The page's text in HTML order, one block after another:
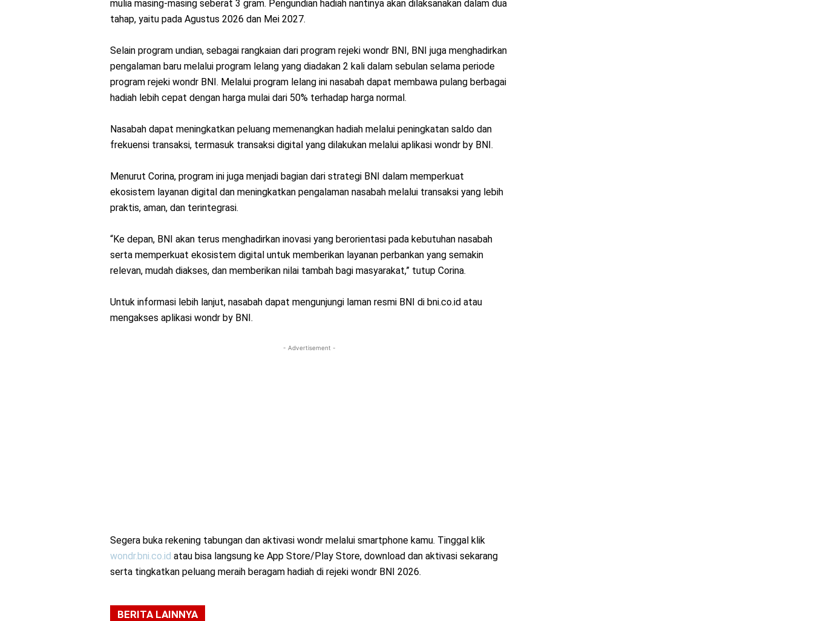
mulia masing-masing seberat 3 gram. Pengundian hadiah nantinya akan dilaksanakan dalam dua
tahap, yaitu pada Agustus 2026 dan Mei 2027.
Selain program undian, sebagai rangkaian dari program rejeki wondr BNI, BNI juga menghadirkan
pengalaman baru melalui program lelang yang diadakan 2 kali dalam sebulan selama periode
program rejeki wondr BNI. Melalui program lelang ini nasabah dapat membawa pulang berbagai
hadiah lebih cepat dengan harga mulai dari 50% terhadap harga normal.
Nasabah dapat meningkatkan peluang memenangkan hadiah melalui peningkatan saldo dan
frekuensi transaksi, termasuk transaksi digital yang dilakukan melalui aplikasi wondr by BNI.
Menurut Corina, program ini juga menjadi bagian dari strategi BNI dalam memperkuat
ekosistem layanan digital dan meningkatkan pengalaman nasabah melalui transaksi yang lebih
praktis, aman, dan terintegrasi.
“Ke depan, BNI akan terus menghadirkan inovasi yang berorientasi pada kebutuhan nasabah
serta memperkuat ekosistem digital untuk memberikan layanan perbankan yang semakin
relevan, mudah diakses, dan memberikan nilai tambah bagi masyarakat,” tutup Corina.
Untuk informasi lebih lanjut, nasabah dapat mengunjungi laman resmi BNI di bni.co.id atau
mengakses aplikasi wondr by BNI.
- Advertisement -
Segera buka rekening tabungan dan aktivasi wondr melalui smartphone kamu. Tinggal klik
wondr.bni.co.id atau bisa langsung ke App Store/Play Store, download dan aktivasi sekarang
serta tingkatkan peluang meraih beragam hadiah di rejeki wondr BNI 2026.
BERITA LAINNYA